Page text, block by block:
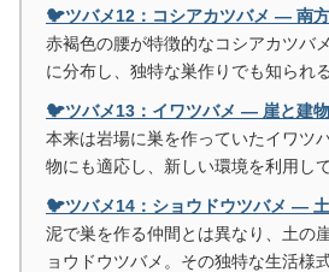
🐦ツバメ12：コシアカツバメ ― 南
赤褐色の腰が特徴的なコシアカツバ
に分布し、独特な巣作りでも知られ
🐦ツバメ13：イワツバメ ― 崖と建
本来は岩場に巣を作っていたイワツ
物にも適応し、新しい環境を利用し
🐦ツバメ14：ショウドウツバメ ―
泥で巣を作る仲間とは異なり、土の
ョウドウツバメ。その独特な生活様